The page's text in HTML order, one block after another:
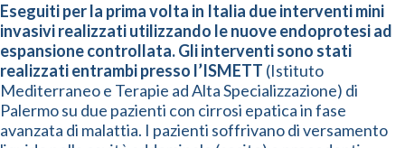
Eseguiti per la prima volta in Italia due interventi mini
invasivi realizzati utilizzando le nuove endoprotesi ad
espansione controllata. Gli interventi sono stati
realizzati entrambi presso l’ISMETT (Istituto
Mediterraneo e Terapie ad Alta Specializzazione) di
Palermo su due pazienti con cirrosi epatica in fase
avanzata di malattia. I pazienti soffrivano di versamento